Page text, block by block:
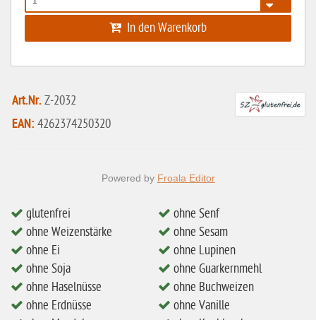
ohne Weizenstärke
ohne Erdnüsse
eiweißarm / PKU
ohne Mandeln
ohne Milch
ohne Hafer
In den Warenkorb
Art.Nr.Z-2032
EAN: 4262374250320
Powered by Froala Editor
glutenfrei
ohne Weizenstärke
ohne Ei
ohne Soja
ohne Haselnüsse
ohne Erdnüsse
ohne Senf
ohne Sesam
ohne Lupinen
ohne Guarkernmehl
ohne Buchweizen
ohne Vanille